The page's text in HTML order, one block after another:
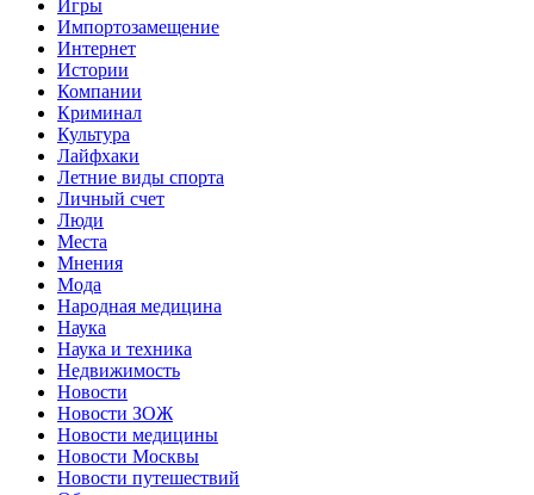
Игры
Импортозамещение
Интернет
Истории
Компании
Криминал
Культура
Лайфхаки
Летние виды спорта
Личный счет
Люди
Места
Мнения
Мода
Народная медицина
Наука
Наука и техника
Недвижимость
Новости
Новости ЗОЖ
Новости медицины
Новости Москвы
Новости путешествий